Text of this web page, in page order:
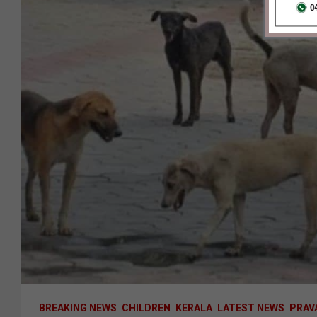
BREAKING NEWS CHILDREN KERALA LATEST NEWS